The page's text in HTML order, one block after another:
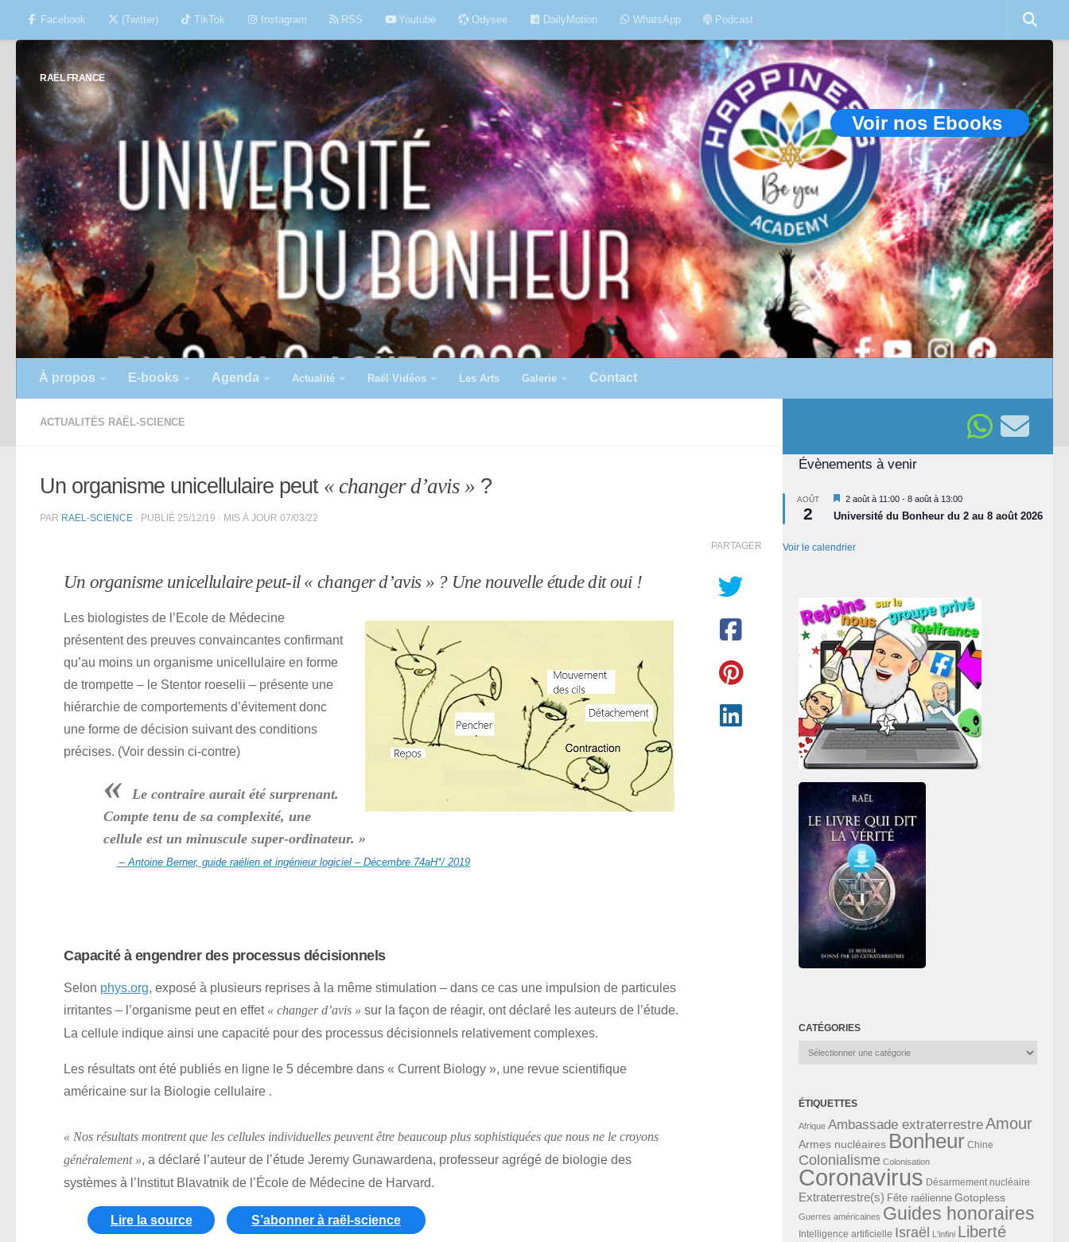
Skip to content
Facebook (Twitter) TikTok Instagram RSS Youtube Odysee DailyMotion WhatsApp Podcast
RAËL FRANCE
Voir nos Ebooks
À propos E-books Agenda Actualité Raël Vidéos Les Arts Galerie Contact
ACTUALITÉS RAËL-SCIENCE
Un organisme unicellulaire peut « changer d’avis » ?
PAR RAEL-SCIENCE · PUBLIÉ 25/12/19 · MIS À JOUR 07/03/22
Un organisme unicellulaire peut-il « changer d’avis » ? Une nouvelle étude dit oui !
Les biologistes de l’Ecole de Médecine
présentent des preuves convaincantes confirmant
qu’au moins un organisme unicellulaire en forme
de trompette – le Stentor roeselii – présente une
hiérarchie de comportements d’évitement donc
une forme de décision suivant des conditions
précises. (Voir dessin ci-contre)
«
Le contraire aurait été surprenant.
Compte tenu de sa complexité, une
cellule est un minuscule super-ordinateur. »
– Antoine Berner, guide raélien et ingénieur logiciel – Décembre 74aH*/ 2019
Capacité à engendrer des processus décisionnels
Selon phys.org, exposé à plusieurs reprises à la même stimulation – dans ce cas une impulsion de particules
irritantes – l’organisme peut en effet « changer d’avis » sur la façon de réagir, ont déclaré les auteurs de l’étude.
La cellule indique ainsi une capacité pour des processus décisionnels relativement complexes.
Les résultats ont été publiés en ligne le 5 décembre dans « Current Biology », une revue scientifique
américaine sur la Biologie cellulaire .
« Nos résultats montrent que les cellules individuelles peuvent être beaucoup plus sophistiquées que nous ne le croyons
généralement » , a déclaré l’auteur de l’étude Jeremy Gunawardena, professeur agrégé de biologie des
systèmes à l’Institut Blavatnik de l’École de Médecine de Harvard.
Lire la source S’abonner à raël-science
PARTAGER
Évènements à venir
AOÛT
2
Mis
en
avant
2 août à 11:00 - 8 août à 13:00
Université du Bonheur du 2 au 8 août 2026
Voir le calendrier
CATÉGORIES
Catégories
ÉTIQUETTES
Afrique Ambassade extraterrestreAmour
Armes nucléaires Bonheur Chine
Colonialisme Colonisation
Coronavirus Désarmement nucléaire
Extraterrestre(s) Fête raélienne Gotopless
Guerres américaines Guides honoraires
Intelligence artificielle Israël L'infini Liberté